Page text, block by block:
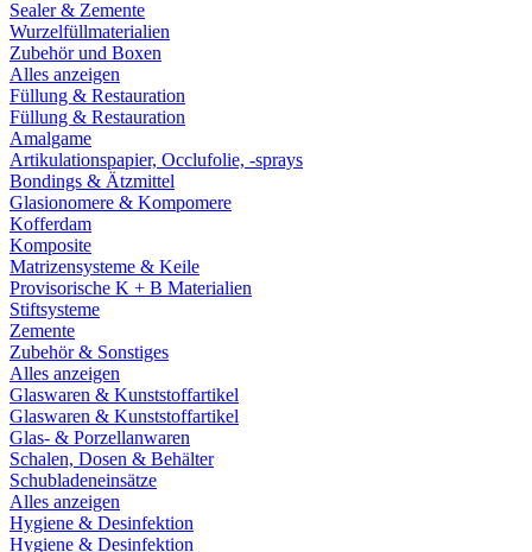
Sealer & Zemente
Wurzelfüllmaterialien
Zubehör und Boxen
Alles anzeigen
Füllung & Restauration
Füllung & Restauration
Amalgame
Artikulationspapier, Occlufolie, -sprays
Bondings & Ätzmittel
Glasionomere & Kompomere
Kofferdam
Komposite
Matrizensysteme & Keile
Provisorische K + B Materialien
Stiftsysteme
Zemente
Zubehör & Sonstiges
Alles anzeigen
Glaswaren & Kunststoffartikel
Glaswaren & Kunststoffartikel
Glas- & Porzellanwaren
Schalen, Dosen & Behälter
Schubladeneinsätze
Alles anzeigen
Hygiene & Desinfektion
Hygiene & Desinfektion